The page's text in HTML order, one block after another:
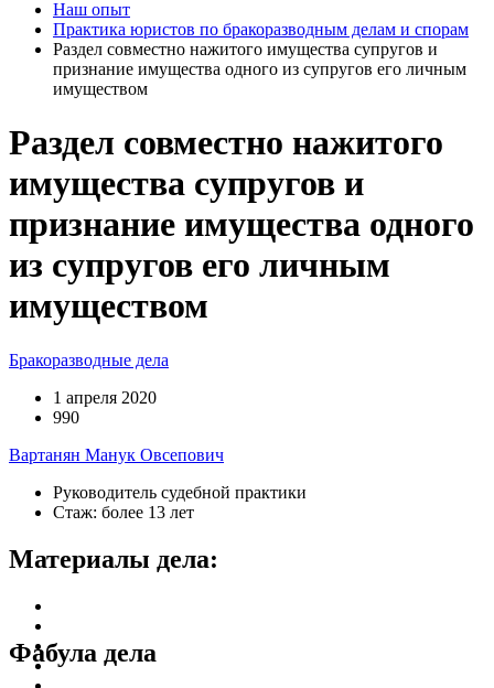
Наш опыт
Практика юристов по бракоразводным делам и спорам
Раздел совместно нажитого имущества супругов и
признание имущества одного из супругов его личным
имуществом
Раздел совместно нажитого
имущества супругов и
признание имущества одного
из супругов его личным
имуществом
Бракоразводные дела
1 апреля 2020
990
Вартанян Манук Овсепович
Руководитель судебной практики
Стаж: более 13 лет
Материалы дела:
Фабула дела